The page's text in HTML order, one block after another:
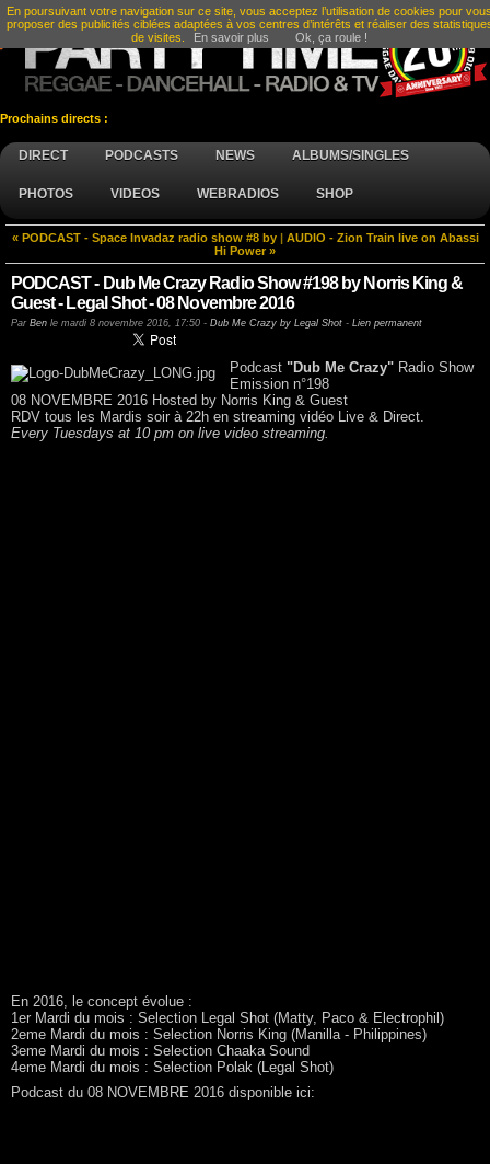
Prochains directs :
DIRECT PODCASTS NEWS ALBUMS/SINGLES
PHOTOS VIDEOS WEBRADIOS SHOP
« PODCAST - Space Invadaz radio show #8 by
AUDIO - Zion Train live on Abassi
Hi Power »
PODCAST - Dub Me Crazy Radio Show #198 by Norris King &
Guest - Legal Shot - 08 Novembre 2016
Par Ben le mardi 8 novembre 2016, 17:50 - Dub Me Crazy by Legal Shot - Lien permanent
Podcast "Dub Me Crazy" Radio Show
Emission n°198
08 NOVEMBRE 2016 Hosted by Norris King & Guest
RDV tous les Mardis soir à 22h en streaming vidéo Live & Direct.
Every Tuesdays at 10 pm on live video streaming.
En 2016, le concept évolue :
1er Mardi du mois : Selection Legal Shot (Matty, Paco & Electrophil)
2eme Mardi du mois : Selection Norris King (Manilla - Philippines)
3eme Mardi du mois : Selection Chaaka Sound
4eme Mardi du mois : Selection Polak (Legal Shot)
Podcast du 08 NOVEMBRE 2016 disponible ici:
En poursuivant votre navigation sur ce site, vous acceptez l’utilisation de cookies pour
proposer des publicités ciblées adaptées à vos centres d’intérêts et réaliser des
de visites.
En savoir plus Ok, ça roule !